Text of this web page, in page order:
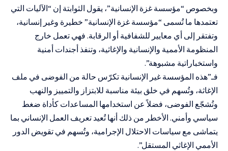
وبخصوص “مؤسسة غزة الإنسانية”، يقول الثوابتة إن “الآليات التي
تعتمدها ما تُسمى “مؤسسة غزة الإنسانية” خطيرة وغير إنسانية،
وتفتقر إلى أي معايير للشفافية أو الرقابة. فهي تعمل خارج
المنظومة الأممية والإنسانية والإغاثية، وتنفذ أجندات أمنية
واستخباراتية مشبوهة”.
فـ”هذه المؤسسة غير الإنسانية تكرّس حالة من الفوضى في ملف
الإغاثة، وتُسهم في خلق بيئة مناسبة للابتزاز والتمييز والنهب
وتُشجّع الفوضى، فضلاً عن استخدامها المساعدات كأداة ضغط
سياسي وأمني. الأخطر من ذلك أنها تُعيد تعريف العمل الإنساني بما
يتماشى مع سياسات الاحتلال الإجرامية، وتُسهم في تقويض الدور
الأممي الإغاثي المستقل”.